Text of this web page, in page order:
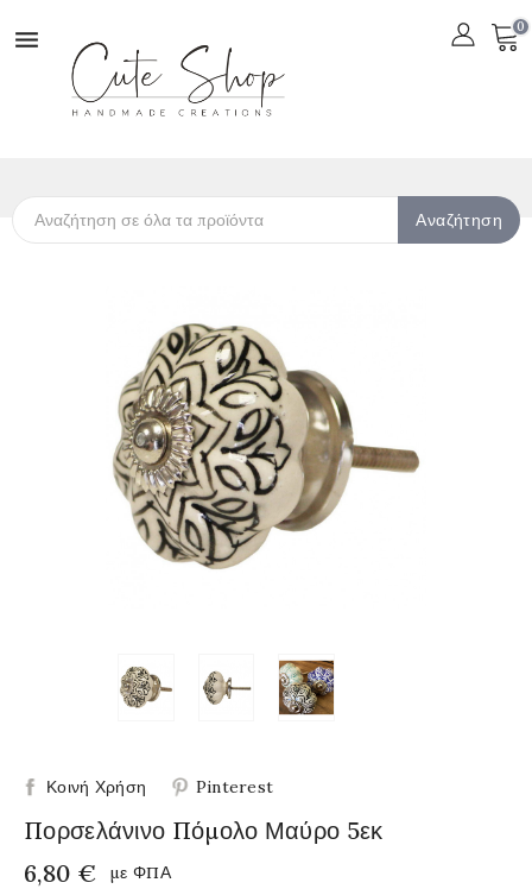
 0
Αναζήτηση
Κοινή Χρήση Pinterest
Πορσελάνινο Πόμολο Μαύρο 5εκ
6,80 €
με ΦΠΑ